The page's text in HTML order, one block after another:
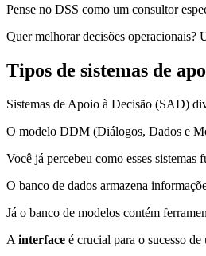
Pense no DSS como um consultor
Quer melhorar decisões operacionais?
Tipos de sistemas de
Sistemas de Apoio à Decisão (SAD)
O modelo DDM (Diálogos, Dados e
Você já percebeu como esses sistemas
O banco de dados armazena
Já o banco de modelos contém
A interface é crucial para o sucesso